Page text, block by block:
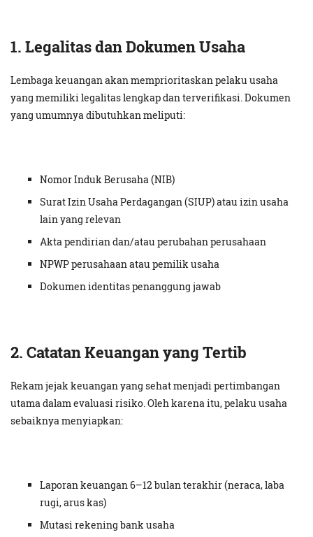
1. Legalitas dan Dokumen Usaha
Lembaga keuangan akan memprioritaskan pelaku usaha
yang memiliki legalitas lengkap dan terverifikasi. Dokumen
yang umumnya dibutuhkan meliputi:
Nomor Induk Berusaha (NIB)
Surat Izin Usaha Perdagangan (SIUP) atau izin usaha
lain yang relevan
Akta pendirian dan/atau perubahan perusahaan
NPWP perusahaan atau pemilik usaha
Dokumen identitas penanggung jawab
2. Catatan Keuangan yang Tertib
Rekam jejak keuangan yang sehat menjadi pertimbangan
utama dalam evaluasi risiko. Oleh karena itu, pelaku usaha
sebaiknya menyiapkan:
Laporan keuangan 6–12 bulan terakhir (neraca, laba
rugi, arus kas)
Mutasi rekening bank usaha